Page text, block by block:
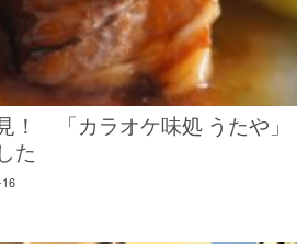
！ 「カラオケ味処 うたや」
た